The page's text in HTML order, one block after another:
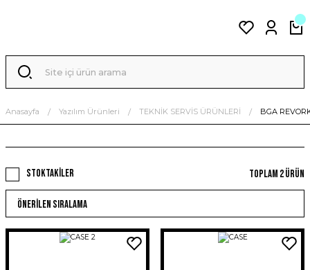
Anasayfa Yazılım Ürünleri TEKNİK SERVİS ÜRÜNLERİ BGA
Stoktakiler Toplam 2 ürün